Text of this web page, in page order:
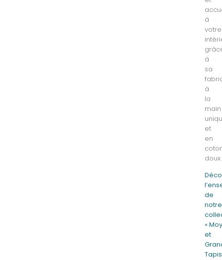
à
votre
à
sa
à
la
main
et
en
doux.
de
notre
«
et